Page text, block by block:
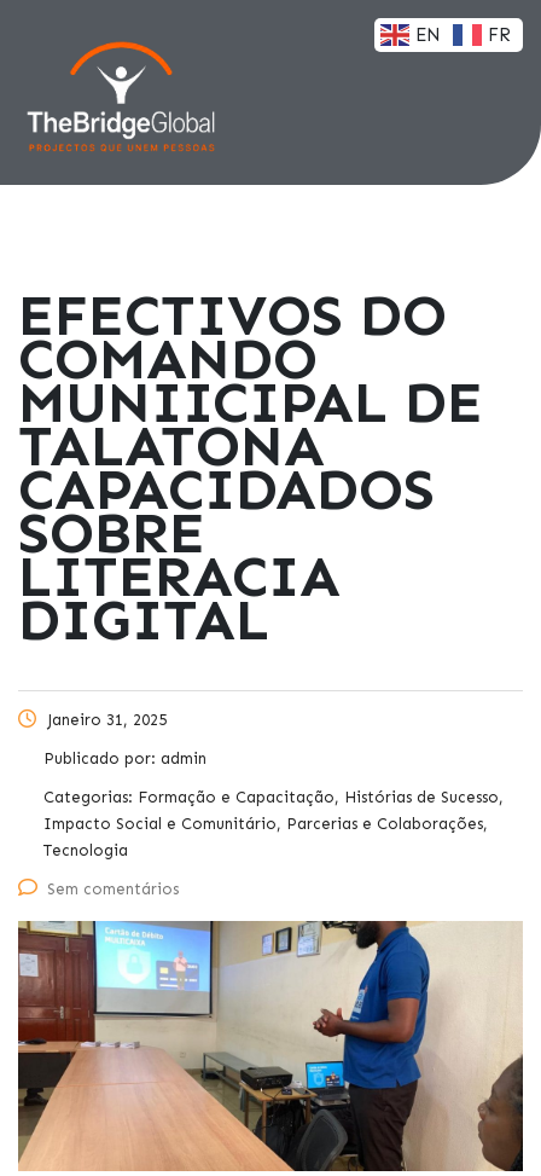
EFECTIVOS DO
COMANDO
MUNIICIPAL DE
TALATONA
CAPACIDADOS
SOBRE
LITERACIA
DIGITAL
Janeiro 31, 2025
Publicado por: admin
Categorias: Formação e Capacitação, Histórias de Sucesso,
Impacto Social e Comunitário, Parcerias e Colaborações,
Tecnologia
Sem comentários
EN FR